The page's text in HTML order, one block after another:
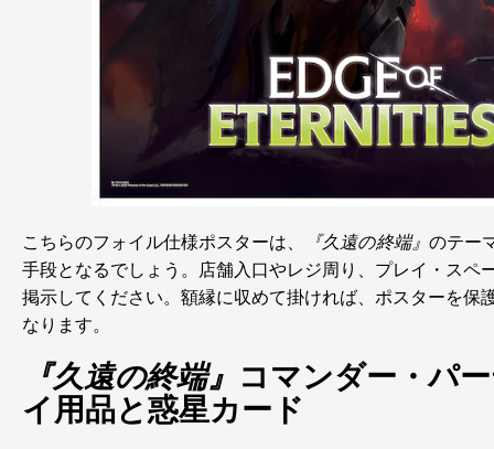
こちらのフォイル仕様ポスターは、 『久遠の終端』 のテー
手段となるでしょう。店舗入口やレジ周り、プレイ・スペ
掲示してください。額縁に収めて掛ければ、ポスターを保
なります。
『久遠の終端』 コマンダー・パ
イ用品と惑星カード